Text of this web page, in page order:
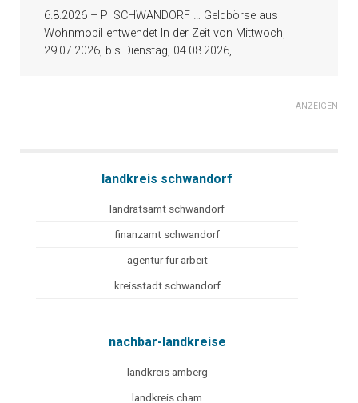
6.8.2026 – PI SCHWANDORF … Geldbörse aus
Wohnmobil entwendet In der Zeit von Mittwoch,
29.07.2026, bis Dienstag, 04.08.2026, ...
ANZEIGEN
landkreis schwandorf
landratsamt schwandorf
finanzamt schwandorf
agentur für arbeit
kreisstadt schwandorf
nachbar-landkreise
landkreis amberg
landkreis cham